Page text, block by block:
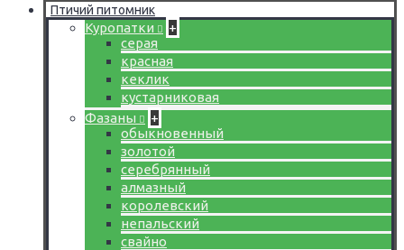
Птичий питомник
Куропатки
+
серая
красная
кеклик
кустарниковая
Фазаны
+
обыкновенный
золотой
серебрянный
алмазный
королевский
непальский
свайно